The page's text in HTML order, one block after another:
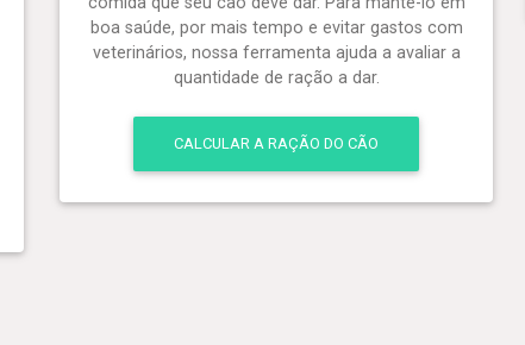
boa saúde, por mais tempo e evitar gastos com
veterinários, nossa ferramenta ajuda a avaliar a
quantidade de ração a dar.
CALCULAR A RAÇÃO DO CÃO